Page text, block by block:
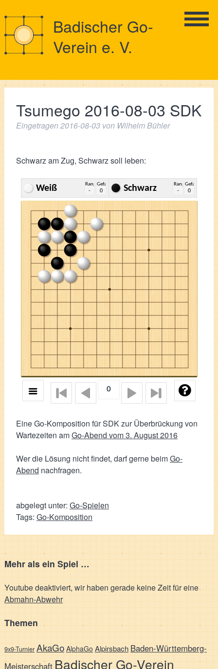
Badischer Go-
Verein e. V.
Tsumego 2016-08-03 SDK
Eingetragen2016-08-03 von Wilhelm Bühler
Schwarz am Zug, Schwarz soll leben:
Weiß Rang
-
Gefangene
0 Schwarz Rang
-
Gefangene
0
Eine Go-Komposition für SDK zur Überbrückung von
Wartezeiten amGo-Abend vom 3. August 2016
Wer die Lösung nicht findet, darf gerne beimGo-
Abend nachfragen.
abgelegt unter: Go-Spielen
Tags: Go-Komposition
Mehr als ein Spiel …
Youtube deaktiviert, wir haben gerade keine Zeit für eine
Abmahn-Abwehr
Themen
9x9-Turnier AkaGo AlphaGo Alpirsbach Baden-Württemberg-
Meisterschaft Badischer Go-Verein